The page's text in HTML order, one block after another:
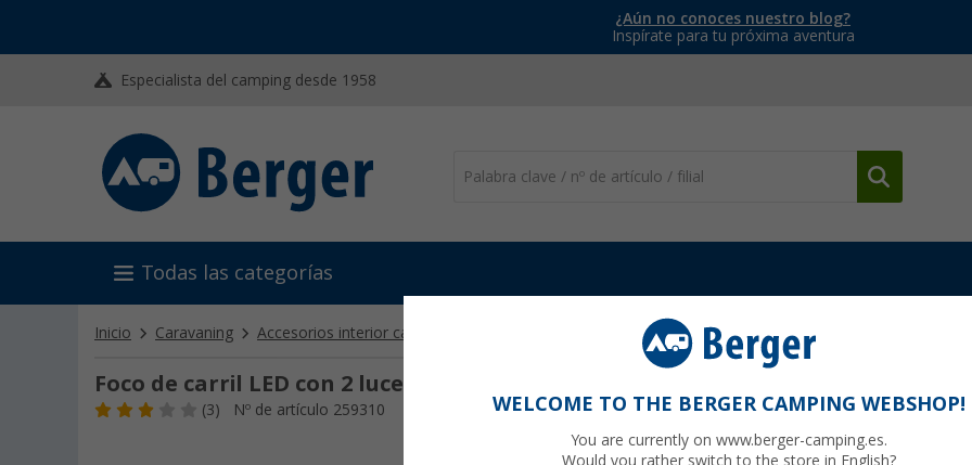
¿Aún no conoces nuestro blog?
Inspírate para tu próxima aventura
Especialista del camping desde 1958
Todas las categorías
Inicio Caravaning Accesorios interior camper Lámparas empotradas e iluminación Foco de carril LED con 2 luces
Foco de carril LED con 2 luces 12 V / 4 W Lilie
(3) Nº de artículo 259310 WELCOME TO THE BERGER CAMPING WEBSHOP!
You are currently on www.berger-camping.es.
Would you rather switch to the store in English?